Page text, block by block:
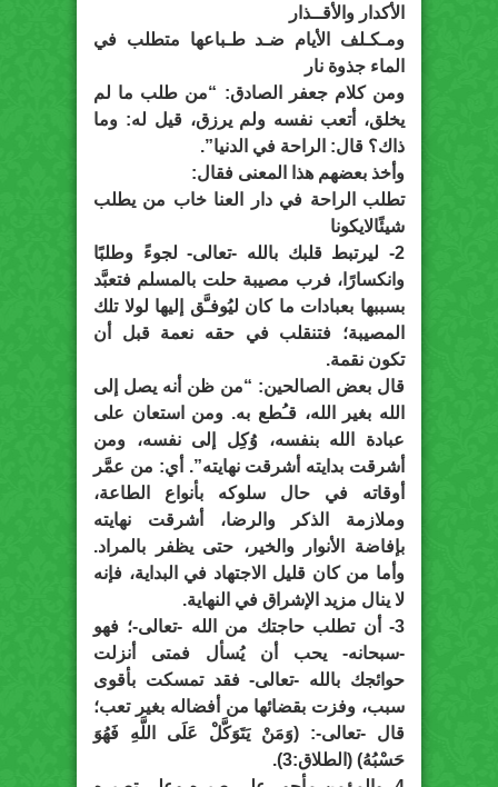
الأكدار والأقــذار
ومـكـلف الأيام ضـد طـباعها متطلب في
الماء جذوة نار
ومن كلام جعفر الصادق: “من طلب ما لم
يخلق، أتعب نفسه ولم يرزق، قيل له: وما
ذاك؟ قال: الراحة في الدنيا”.
وأخذ بعضهم هذا المعنى فقال:
تطلب الراحة في دار العنا خاب من يطلب
شيئًالايكونا
2- ليرتبط قلبك بالله -تعالى- لجوءً وطلبًا
وانكسارًا، فرب مصيبة حلت بالمسلم فتعبَّد
بسببها بعبادات ما كان ليُوفـَّق إليها لولا تلك
المصيبة؛ فتنقلب في حقه نعمة قبل أن
تكون نقمة.
قال بعض الصالحين: “من ظن أنه يصل إلى
الله بغير الله، قـُطع به. ومن استعان على
عبادة الله بنفسه، وُكِل إلى نفسه، ومن
أشرقت بدايته أشرقت نهايته”. أي: من عمَّر
أوقاته في حال سلوكه بأنواع الطاعة،
وملازمة الذكر والرضا، أشرقت نهايته
بإفاضة الأنوار والخير، حتى يظفر بالمراد.
وأما من كان قليل الاجتهاد في البداية، فإنه
لا ينال مزيد الإشراق في النهاية.
3- أن تطلب حاجتك من الله -تعالى-؛ فهو
-سبحانه- يحب أن يُسأل فمتى أنزلت
حوائجك بالله -تعالى- فقد تمسكت بأقوى
سبب، وفزت بقضائها من أفضاله بغير تعب؛
قال -تعالى-: (وَمَنْ يَتَوَكَّلْ عَلَى اللَّهِ فَهُوَ
حَسْبُهُ) (الطلاق:3).